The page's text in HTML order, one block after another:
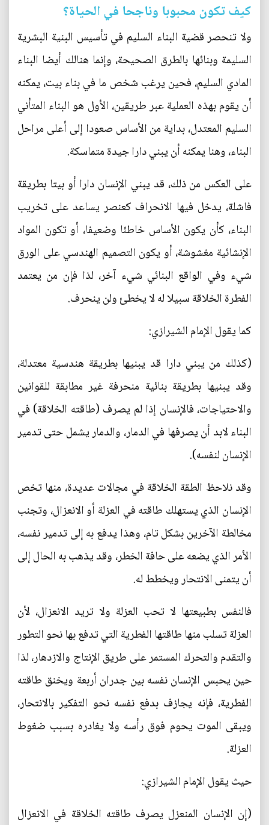
كيف تكون محبوبا وناجحا في الحياة؟
ولا تنحصر قضية البناء السليم في تأسيس البنية البشرية
السليمة وبنائها بالطرق الصحيحة، وإنما هنالك أيضا البناء
المادي السليم، فحين يرغب شخص ما في بناء بيت، يمكنه
أن يقوم بهذه العملية عبر طريقين، الأول هو البناء المتأني
السليم المعتدل، بداية من الأساس صعودا إلى أعلى مراحل
البناء، وهنا يمكنه أن يبني دارا جيدة متماسكة.
على العكس من ذلك، قد يبني الإنسان دارا أو بيتا بطريقة
فاشلة، يدخل فيها الانحراف كعنصر يساعد على تخريب
البناء، كأن يكون الأساس خاطئا وضعيفا، أو تكون المواد
الإنشائية مغشوشة، أو يكون التصميم الهندسي على الورق
شيء وفي الواقع البنائي شيء آخر، لذا فإن من يعتمد
الفطرة الخلاقة سبيلا له لا يخطئ ولن ينحرف.
كما يقول الإمام الشيرازي:
(كذلك من يبني دارا قد يبنيها بطريقة هندسية معتدلة،
وقد يبنيها بطريقة بنائية منحرفة غير مطابقة للقوانين
والاحتياجات، فالإنسان إذا لم يصرف (طاقته الخلاقة) في
البناء لابد أن يصرفها في الدمار، والدمار يشمل حتى تدمير
الإنسان لنفسه).
وقد نلاحظ الطقة الخلاقة في مجالات عديدة، منها تخص
الإنسان الذي يستهلك طاقته في العزلة أو الانعزال، وتجنب
مخالطة الآخرين بشكل تام، وهذا يدفع به إلى تدمير نفسه،
الأمر الذي يضعه على حافة الخطر، وقد يذهب به الحال إلى
أن يتمنى الانتحار ويخطط له.
فالنفس بطبيعتها لا تحب العزلة ولا تريد الانعزال، لأن
العزلة تسلب منها طاقتها الفطرية التي تدفع بها نحو التطور
والتقدم والتحرك المستمر على طريق الإنتاج والازدهار، لذا
حين يحبس الإنسان نفسه بين جدران أربعة ويخنق طاقته
الفطرية، فإنه يجازف بدفع نفسه نحو التفكير بالانتحار،
ويبقى الموت يحوم فوق رأسه ولا يغادره بسبب ضغوط
العزلة.
حيث يقول الإمام الشيرازي:
(إن الإنسان المنعزل يصرف طاقته الخلاقة في الانعزال